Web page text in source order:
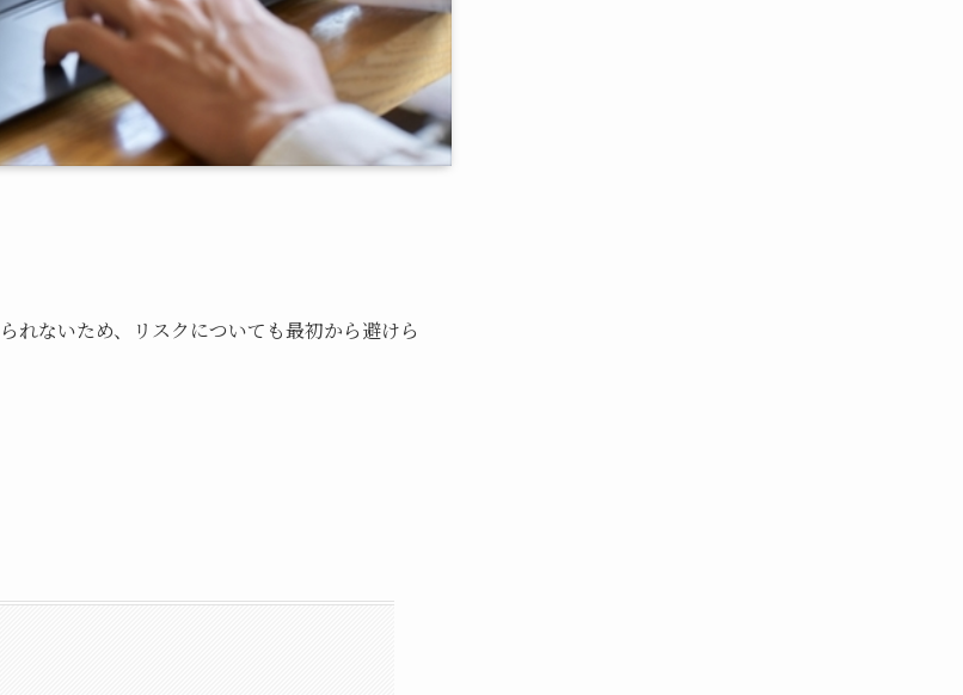
れないため、リスクについても最初から避けら